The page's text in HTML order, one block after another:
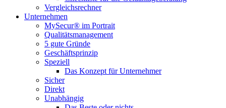
Vergleichsrechner
Unternehmen
MySecur® im Portrait
Qualitätsmanagement
5 gute Gründe
Geschäftsprinzip
Speziell
Das Konzept für Unternehmer
Sicher
Direkt
Unabhängig